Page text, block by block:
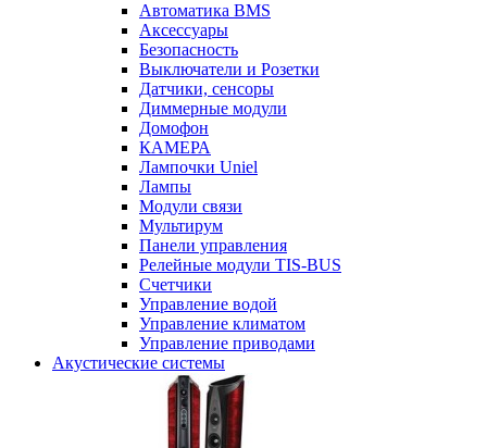
Автоматика BMS
Аксессуары
Безопасность
Выключатели и Розетки
Датчики, сенсоры
Диммерные модули
Домофон
КАМЕРА
Лампочки Uniel
Лампы
Модули связи
Мультирум
Панели управления
Релейные модули TIS-BUS
Счетчики
Управление водой
Управление климатом
Управление приводами
Акустические системы